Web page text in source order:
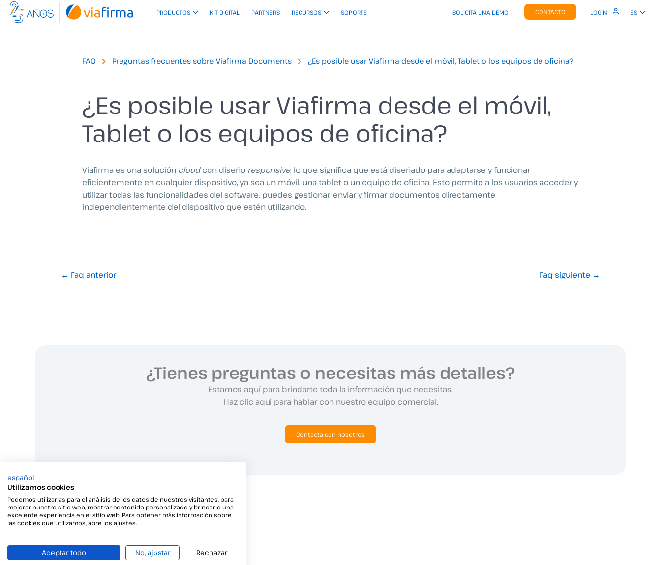
PRODUCTOS KIT DIGITAL PARTNERS RECURSOS SOPORTE SOLICITA UNA DEMO CONTACTO LOGIN ES
FAQ Preguntas frecuentes sobre Viafirma Documents ¿Es posible usar Viafirma desde el móvil, Tablet o los equipos de oficina?
¿Es posible usar Viafirma desde el móvil,
Tablet o los equipos de oficina?
Viafirma es una solución cloudcon diseño responsive, lo que significa que está diseñado para adaptarse y funcionar
eficientemente en cualquier dispositivo, ya sea un móvil, una tablet o un equipo de oficina. Esto permite a los usuarios acceder y
utilizar todas las funcionalidades del software, puedes gestionar, enviar y firmar documentos directamente
independientemente del dispositivo que estén utilizando.
← Faq anterior Faq siguiente →
¿Tienes preguntas o necesitas más detalles?
Estamos aquí para brindarte toda la información que necesitas.
Haz clic aquí para hablar con nuestro equipo comercial.
Contacta con nosotros
español
Utilizamos cookies
Podemos utilizarlas para el análisis de los datos de nuestros visitantes, para
mejorar nuestro sitio web, mostrar contenido personalizado y brindarle una
excelente experiencia en el sitio web. Para obtener más información sobre
las cookies que utilizamos, abre los ajustes.
Aceptar todo No, ajustar Rechazar